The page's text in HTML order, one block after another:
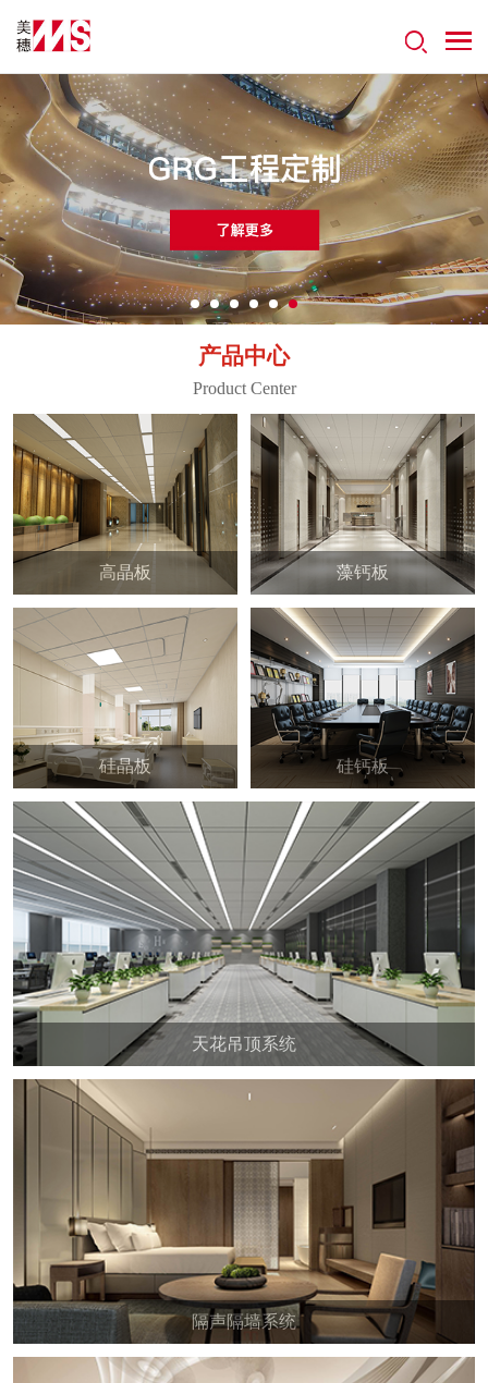
产品中心
Product Center
高晶板 藻钙板
硅晶板 硅钙板
天花吊顶系统
隔声隔墙系统